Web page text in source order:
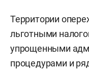
Территории
льготными
упрощенными
процедурами и